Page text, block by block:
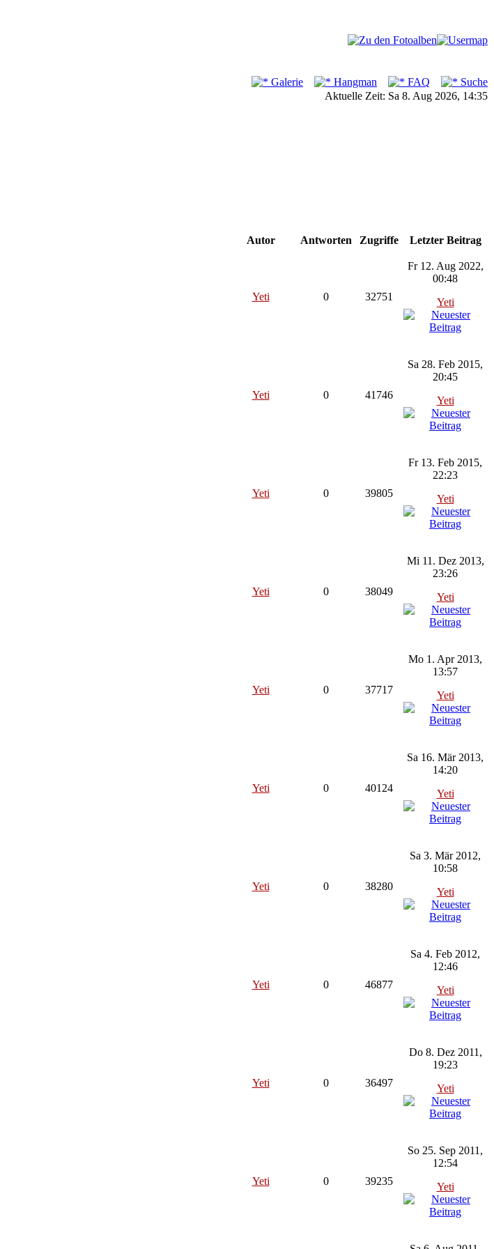
Galerie Hangman FAQ
Suche
Aktuelle Zeit: Sa 8. Aug 2026, 14:35
Autor Antworten Zugriffe Letzter Beitrag
Yeti 0 32751
Fr 12. Aug 2022,
00:48
Yeti
Yeti 0 41746
Sa 28. Feb 2015,
20:45
Yeti
Yeti 0 39805
Fr 13. Feb 2015,
22:23
Yeti
Yeti 0 38049
Mi 11. Dez 2013,
23:26
Yeti
Yeti 0 37717
Mo 1. Apr 2013,
13:57
Yeti
Yeti 0 40124
Sa 16. Mär 2013,
14:20
Yeti
Yeti 0 38280
Sa 3. Mär 2012,
10:58
Yeti
Yeti 0 46877
Sa 4. Feb 2012,
12:46
Yeti
Yeti 0 36497
Do 8. Dez 2011,
19:23
Yeti
Yeti 0 39235
So 25. Sep 2011,
12:54
Yeti